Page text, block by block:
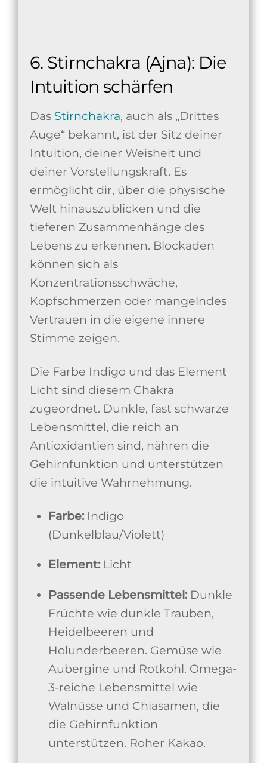
6. Stirnchakra (Ajna): Die
Intuition schärfen
Das Stirnchakra, auch als „Drittes
Auge“ bekannt, ist der Sitz deiner
Intuition, deiner Weisheit und
deiner Vorstellungskraft. Es
ermöglicht dir, über die physische
Welt hinauszublicken und die
tieferen Zusammenhänge des
Lebens zu erkennen. Blockaden
können sich als
Konzentrationsschwäche,
Kopfschmerzen oder mangelndes
Vertrauen in die eigene innere
Stimme zeigen.
Die Farbe Indigo und das Element
Licht sind diesem Chakra
zugeordnet. Dunkle, fast schwarze
Lebensmittel, die reich an
Antioxidantien sind, nähren die
Gehirnfunktion und unterstützen
die intuitive Wahrnehmung.
Farbe:Indigo
(Dunkelblau/Violett)
Element:Licht
Passende Lebensmittel:Dunkle
Früchte wie dunkle Trauben,
Heidelbeeren und
Holunderbeeren. Gemüse wie
Aubergine und Rotkohl. Omega-
3-reiche Lebensmittel wie
Walnüsse und Chiasamen, die
die Gehirnfunktion
unterstützen. Roher Kakao.